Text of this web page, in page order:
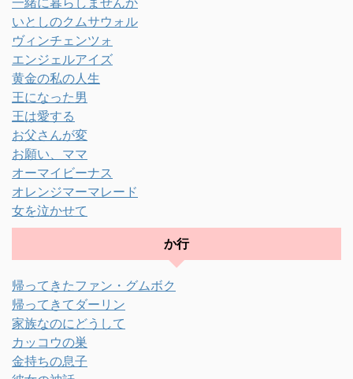
いとしのクムサウォル
ヴィンチェンツォ
エンジェルアイズ
黄金の私の人生
王になった男
王は愛する
お父さんが変
お願い、ママ
オーマイビーナス
オレンジマーマレード
女を泣かせて
か行
帰ってきたファン・グムボク
帰ってきてダーリン
家族なのにどうして
カッコウの巣
金持ちの息子